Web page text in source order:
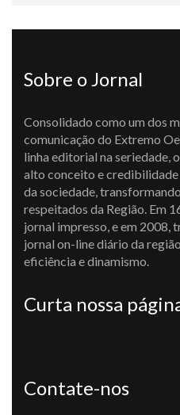
Sobre o Jornal
Consolidado como um dos
comunicação do Extremo
linha editorial na seriedade,
alto conceito e
da sociedade,
respeitados da Região. Em
jornal impresso, e em 2008,
jornal on-line diário da
eficiência e dinamismo.
Curta nossa
Contate-nos